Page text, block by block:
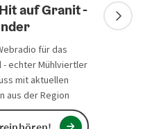
auf Granit -
für das
- echter Mühlviertler
mit aktuellen
aus der Region
Tour mit 1.530